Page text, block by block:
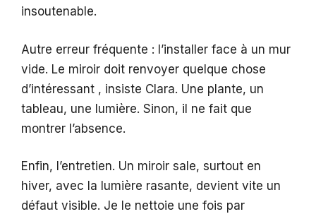
insoutenable.
Autre erreur fréquente : l’installer face à un mur
vide. Le miroir doit renvoyer quelque chose
d’intéressant , insiste Clara. Une plante, un
tableau, une lumière. Sinon, il ne fait que
montrer l’absence.
Enfin, l’entretien. Un miroir sale, surtout en
hiver, avec la lumière rasante, devient vite un
défaut visible. Je le nettoie une fois par